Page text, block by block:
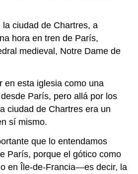
ciudad de Chartres, a
hora en tren de París,
medieval, Notre Dame de
en esta iglesia como una
París, pero allá por los
ciudad de Chartres era un
sí mismo.
que lo entendamos
París, porque el gótico como
en Île-de-Francia—es decir, la